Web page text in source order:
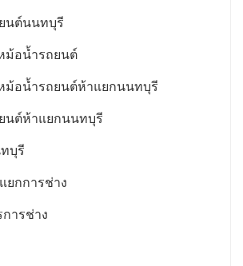
นต์นนทบุรี
ม้อน้ำรถยนต์
ม้อน้ำรถยนต์ห้าแยกนนทบุรี
นต์ห้าแยกนนทบุรี
บุรี
กการช่าง
ารช่าง